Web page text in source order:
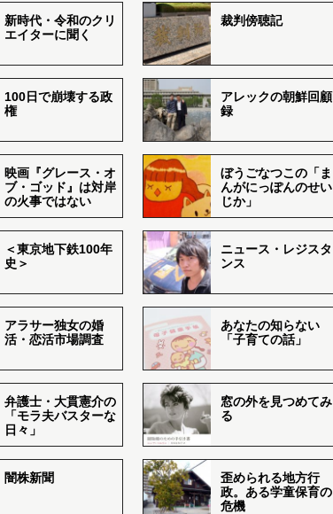
新時代・令和のクリ
エイターに聞く
裁判傍聴記
100日で崩壊する政
権
アレックの朝鮮回顧
録
映画『グレース・オ
ブ・ゴッド』は対岸
の火事ではない
ぼうごなつこの「ま
んがにっぽんのせい
じか」
＜東京地下鉄100年
史＞
ニュース・レジスタ
ンス
アラサー独女の婚
活・恋活市場調査
あなたの知らない
「子育ての話」
弁護士・大貫憲介の
「モラ夫バスターな
日々」
窓の外を見つめてみ
る
闇株新聞
歪められる地方行
政。ある学童保育の
危機